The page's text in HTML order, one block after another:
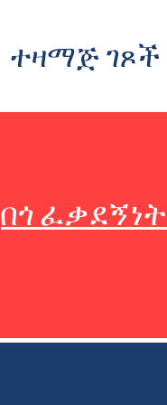
ተዛማጅ ገጾች
በጎ ፈቃደኝነት